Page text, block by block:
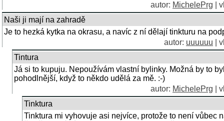
autor: MichelePrg |
Naši ji mají na zahradě
Je to hezká kytka na okrasu, a navíc z ní dělají tinkturu na
autor: uuuuuu |
Tintura
Já si to kupuju. Nepoužívám vlastní bylinky. Možná by to
pohodlnější, když to někdo udělá za mě. :-)
autor: MichelePrg |
Tinktura
Tinktura mi vyhovuje asi nejvíce, protože to není vůbec